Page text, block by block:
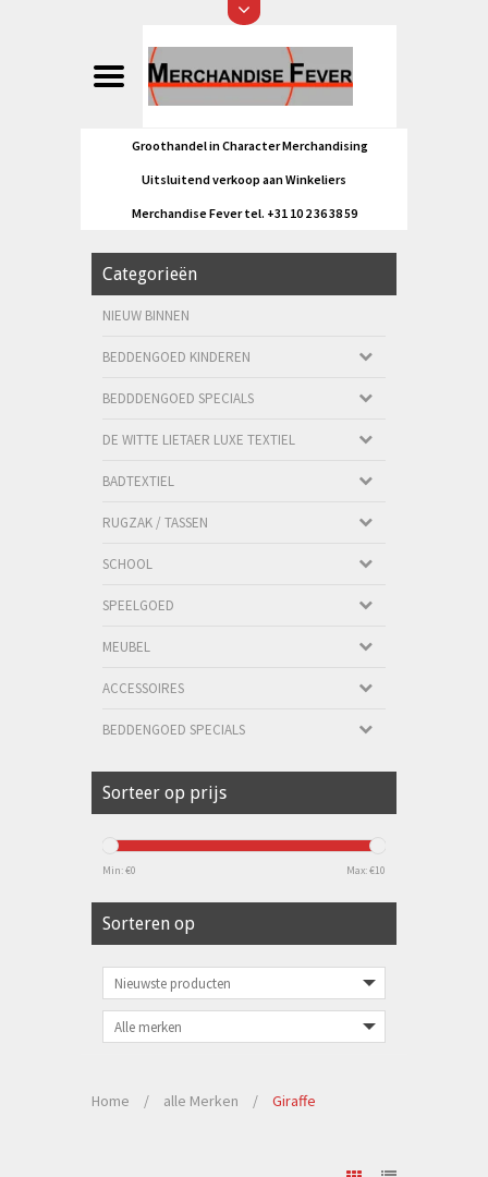
Groothandel in Character Merchandising
Uitsluitend verkoop aan Winkeliers
Merchandise Fever tel. +31 10 2 36 38 59
Categorieën
NIEUW BINNEN
BEDDENGOED KINDEREN
BEDDDENGOED SPECIALS
DE WITTE LIETAER LUXE TEXTIEL
BADTEXTIEL
RUGZAK / TASSEN
SCHOOL
SPEELGOED
MEUBEL
ACCESSOIRES
BEDDENGOED SPECIALS
Sorteer op prijs
Min: €0 Max: €10
Sorteren op
Home / alle Merken / Giraffe